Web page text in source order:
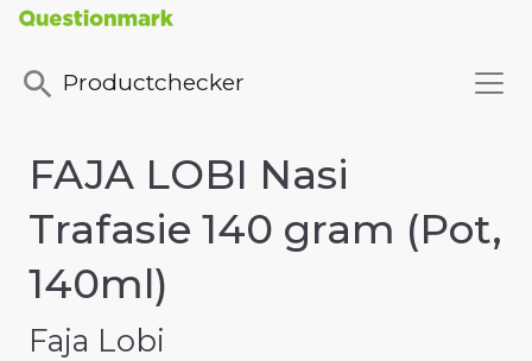
Productchecker
FAJA LOBI Nasi
Trafasie 140 gram (Pot,
140ml)
Faja Lobi